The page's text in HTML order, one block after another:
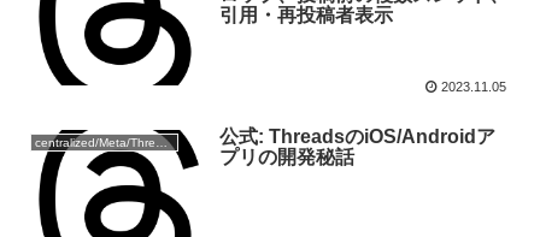
引用・再投稿者表示
2023.11.05
centralized/Meta/Threads
公式: ThreadsのiOS/Androidア
プリの開発秘話